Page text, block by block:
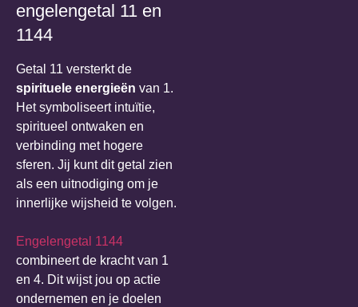
engelengetal 11 en
1144
Getal 11 versterkt de
spirituele energieën van 1.
Het symboliseert intuïtie,
spiritueel ontwaken en
verbinding met hogere
sferen. Jij kunt dit getal zien
als een uitnodiging om je
innerlijke wijsheid te volgen.
Engelengetal 1144
combineert de kracht van 1
en 4. Dit wijst jou op actie
ondernemen en je doelen